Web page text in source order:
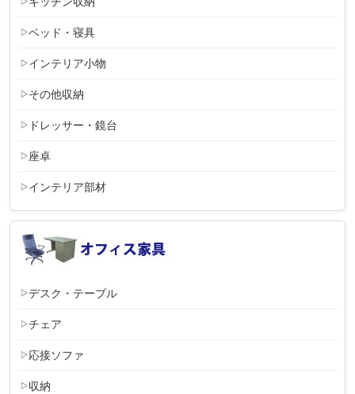
ベッド・寝具
インテリア小物
その他収納
ドレッサー・鏡台
座卓
インテリア部材
デスク・テーブル
チェア
応接ソファ
収納